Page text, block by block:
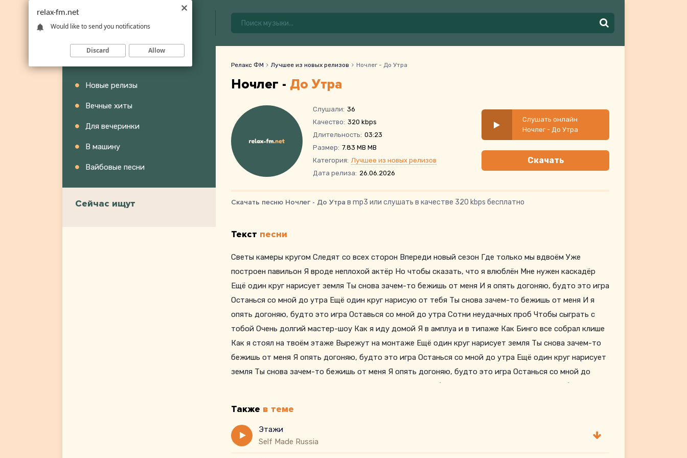
Новые релизы
Вечные хиты
Для вечеринки
В машину
Вайбовые песни
Сейчас ищут
Релакс ФМ Лучшее из новых релизов Ночлег - До Утра
Ночлег - До Утра
Слушали: 36
Качество: 320 kbps
Длительность: 03:23
Размер: 7.83 MB MB
Категория: Лучшее из новых релизов
Дата релиза: 26.06.2026
Слушать онлайн
Ночлег - До Утра
Скачать
Скачать песню Ночлег - До Утра в mp3 или слушать в качестве 320 kbps бесплатно
Текст песни
Светы камеры кругом Следят со всех сторон Впереди новый сезон Где только мы вдвоём Уже
построен павильон Я вроде неплохой актёр Но чтобы сказать, что я влюблён Мне нужен каскадёр
Ещё один круг нарисует земля Ты снова зачем-то бежишь от меня И я опять догоняю, будто это игра
Останься со мной до утра Ещё один круг нарисую от тебя Ты снова зачем-то бежишь от меня И я
опять догоняю, будто это игра Оставься со мной до утра Сотни неудачных проб Чтобы сыграть с
тобой Очень долгий мастер-шоу Как я иду домой Я в амплуа и в типаже Как Бинго все собрал клише
Как я стоял на твоём этаже Вырежут на монтаже Ещё один круг нарисует земля Ты снова зачем-то
бежишь от меня Я опять догоняю, будто это игра Останься со мной до утра Ещё один круг нарисует
земля Ты снова зачем-то бежишь от меня Я опять догоняю, будто это игра Останься со мной до
утра Ещё один круг нарисует земля Ты снова зачем-то бежишь от меня Я опять догоняю, будто это
опять догоняю, будто это игра Останься со мной до утра Ещё один круг нарисует земля Ты снова
зачем-то бежишь от меня Я опять догоняю, будто это игра Останься со мной до утра Ещё один круг
нарисует земля Ты снова зачем-то бежишь от меня Я опять догоняю, будто это игра Останься со
Также в теме
Этажи
Self Made Russia
relax-fm.net
Would like to send you notifications
Discard Allow